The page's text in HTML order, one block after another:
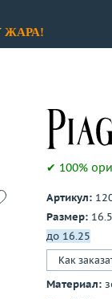
ЖАРА!
✔ 100%
Артикул:
Размер:
до 16.25
Как
Материал: